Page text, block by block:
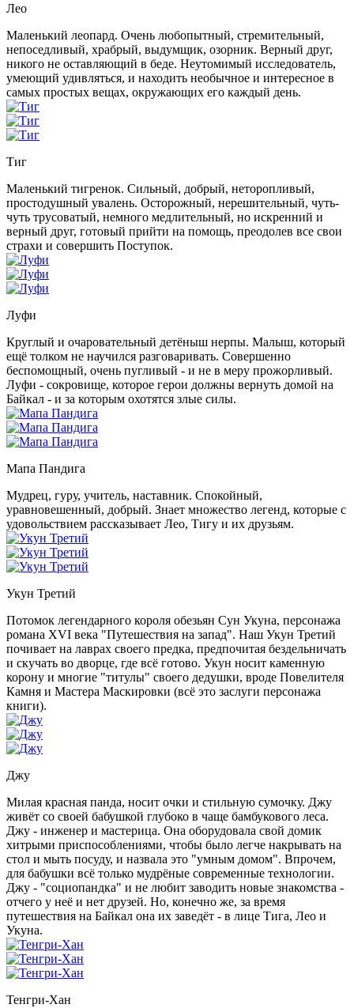
Лео
Маленький леопард. Очень любопытный, стремительный,
непоседливый, храбрый, выдумщик, озорник. Верный друг,
никого не оставляющий в беде. Неутомимый исследователь,
умеющий удивляться, и находить необычное и интересное в
самых простых вещах, окружающих его каждый день.
Тиг
Маленький тигренок. Сильный, добрый, неторопливый,
простодушный увалень. Осторожный, нерешительный, чуть-
чуть трусоватый, немного медлительный, но искренний и
верный друг, готовый прийти на помощь, преодолев все свои
страхи и совершить Поступок.
Луфи
Круглый и очаровательный детёныш нерпы. Малыш, который
ещё толком не научился разговаривать. Совершенно
беспомощный, очень пугливый - и не в меру прожорливый.
Луфи - сокровище, которое герои должны вернуть домой на
Байкал - и за которым охотятся злые силы.
Мапа Пандига
Мудрец, гуру, учитель, наставник. Спокойный,
уравновешенный, добрый. Знает множество легенд, которые с
удовольствием рассказывает Лео, Тигу и их друзьям.
Укун Третий
Потомок легендарного короля обезьян Сун Укуна, персонажа
романа XVI века "Путешествия на запад". Наш Укун Третий
почивает на лаврах своего предка, предпочитая бездельничать
и скучать во дворце, где всё готово. Укун носит каменную
корону и многие "титулы" своего дедушки, вроде Повелителя
Камня и Мастера Маскировки (всё это заслуги персонажа
книги).
Джу
Милая красная панда, носит очки и стильную сумочку. Джу
живёт со своей бабушкой глубоко в чаще бамбукового леса.
Джу - инженер и мастерица. Она оборудовала свой домик
хитрыми приспособлениями, чтобы было легче накрывать на
стол и мыть посуду, и назвала это "умным домом". Впрочем,
для бабушки всё только мудрёные современные технологии.
Джу - "социопандка" и не любит заводить новые знакомства -
отчего у неё и нет друзей. Но, конечно же, за время
путешествия на Байкал она их заведёт - в лице Тига, Лео и
Укуна.
Тенгри-Хан